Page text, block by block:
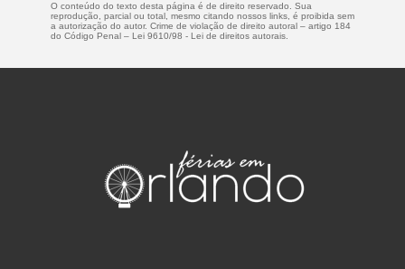
O conteúdo do texto desta página é de direito reservado. Sua
reprodução, parcial ou total, mesmo citando nossos links, é proibida sem
a autorização do autor. Crime de violação de direito autoral – artigo 184
do Código Penal – Lei 9610/98 - Lei de direitos autorais